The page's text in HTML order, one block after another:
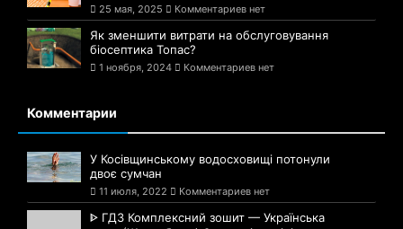
25 мая, 2025 Комментариев нет
Як зменшити витрати на обслуговування
біосептика Топас?
1 ноября, 2024 Комментариев нет
Комментарии
У Косівщинському водосховищі потонули
двоє сумчан
11 июля, 2022 Комментариев нет
ᐈ ГДЗ Комплексний зошит — Українська